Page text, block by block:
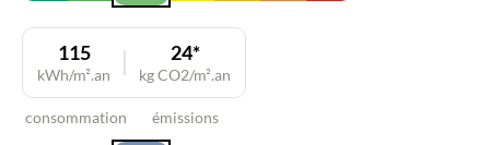
consommation
115
kWh/m².an
émissions
24*
kg CO2/m².an